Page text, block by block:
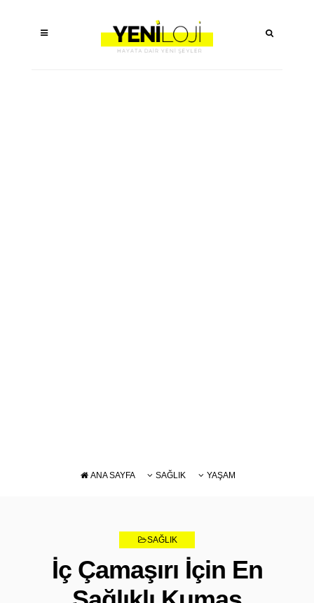
ANA SAYFA SAĞLIK YAŞAM
SAĞLIK
İç Çamaşırı İçin En